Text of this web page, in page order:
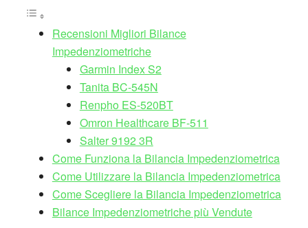
Recensioni Migliori Bilance
Impedenziometriche
Garmin Index S2
Tanita BC-545N
Renpho ES-520BT
Omron Healthcare BF-511
Salter 9192 3R
Come Funziona la Bilancia Impedenziometrica
Come Utilizzare la Bilancia Impedenziometrica
Come Scegliere la Bilancia Impedenziometrica
Bilance Impedenziometriche più Vendute